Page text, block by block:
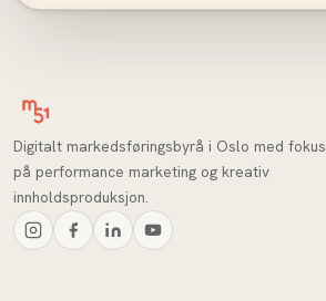
Digitalt markedsføringsbyrå i Oslo med fokus
på performance marketing og kreativ
innholdsproduksjon.